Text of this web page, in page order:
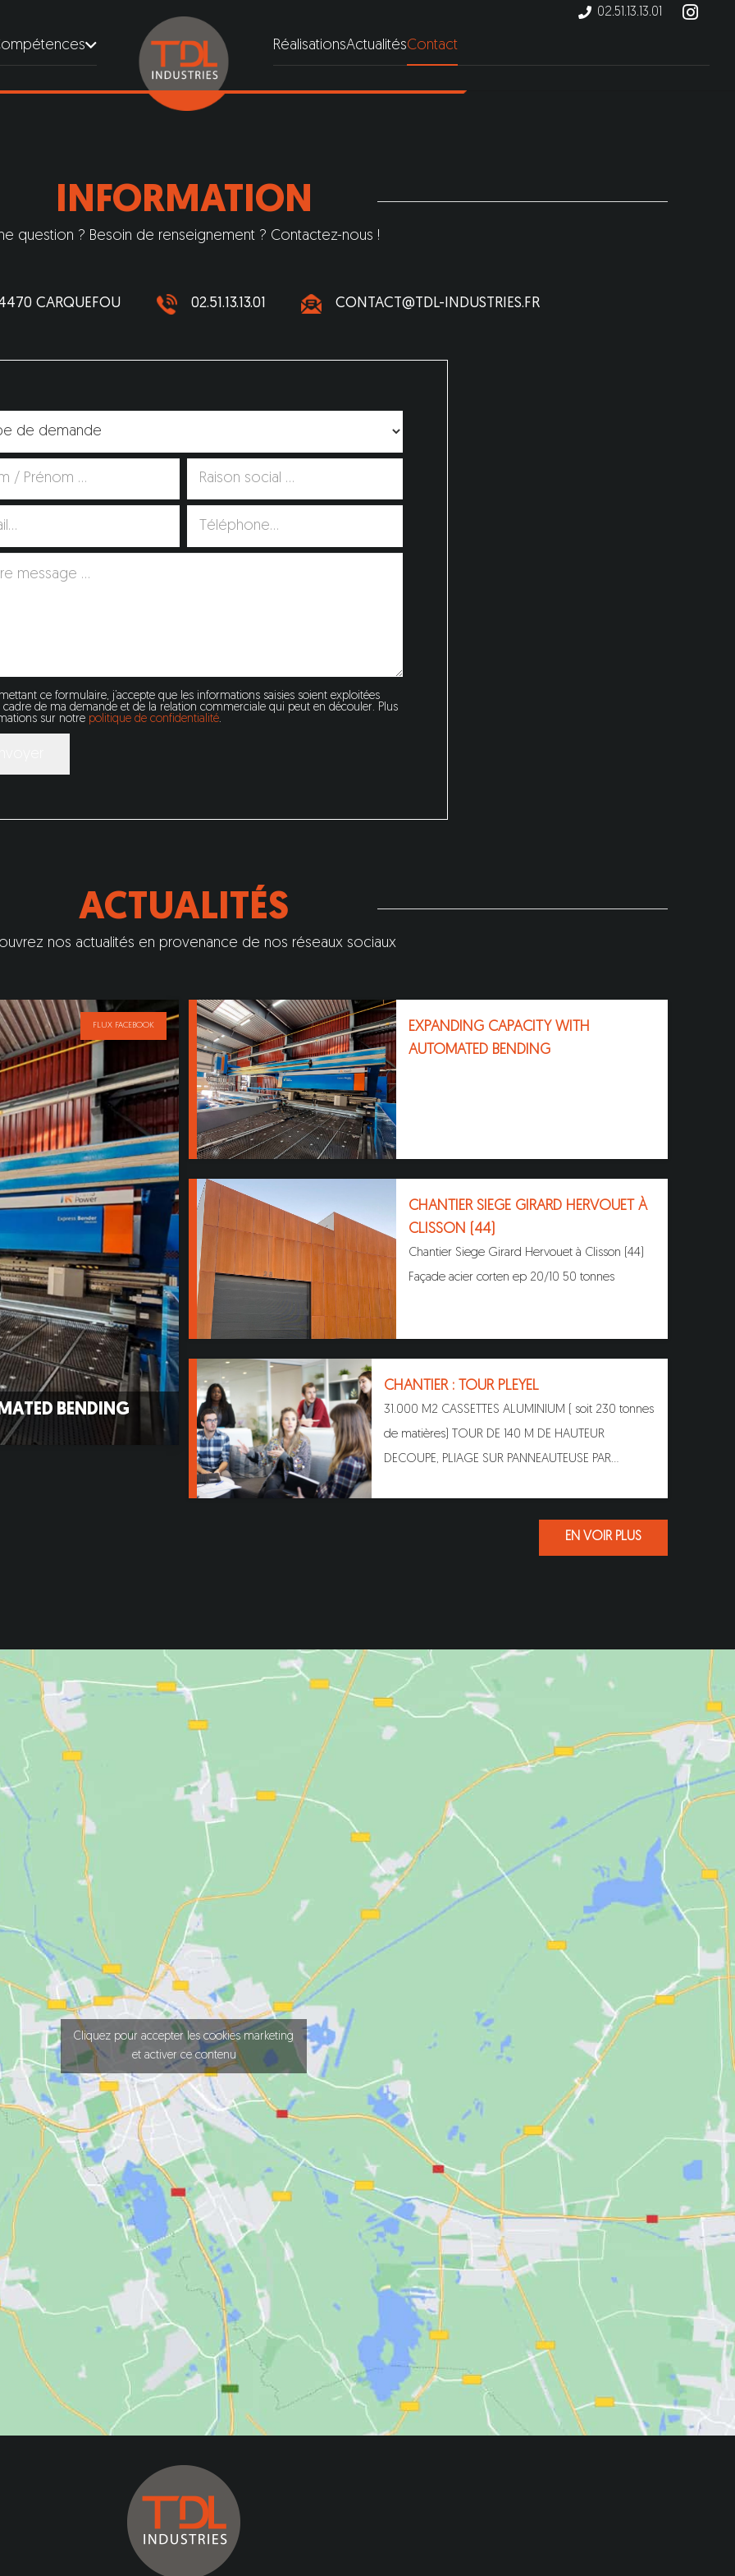
02.51.13.13.01
RéalisationsActualitésContact
INFORMATION
question ? Besoin de renseignement ? Contactez-nous !
CARQUEFOU 02.51.13.13.01 CONTACT@TDL-INDUSTRIES.FR
ce formulaire, j’accepte que les informations saisies soient exploitées
cadre de ma demande et de la relation commerciale qui peut en découler. Plus
sur notre politique de confidentialité.
ACTUALITÉS
nos actualités en provenance de nos réseaux sociaux
FLUX FACEBOOK
BENDING
EXPANDING CAPACITY WITH
AUTOMATED BENDING
CHANTIER SIEGE GIRARD HERVOUET À
CLISSON (44)
Chantier Siege Girard Hervouet à Clisson (44)
Façade acier corten ep 20/10 50 tonnes
CHANTIER : TOUR PLEYEL
31.000 M2 CASSETTES ALUMINIUM ( soit 230 tonnes
de matières) TOUR DE 140 M DE HAUTEUR
DECOUPE, PLIAGE SUR PANNEAUTEUSE PAR…
EN VOIR PLUS
Cliquez pour accepter les cookies marketing
et activer ce contenu